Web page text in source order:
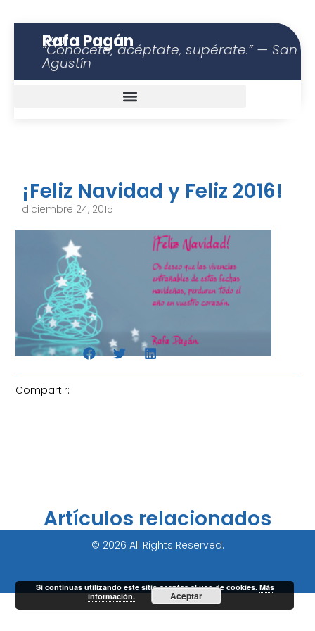
Rafa Pagán
Blog
“Conócete, acéptate, supérate.” — San
Agustín
¡Feliz Navidad y Feliz 2016!
diciembre 24, 2015
Compartir:
Artículos relacionados
© 2026 All Rights Reserved.
Si continuas utilizando este sitio aceptas el uso de cookies. Más
información.
Aceptar